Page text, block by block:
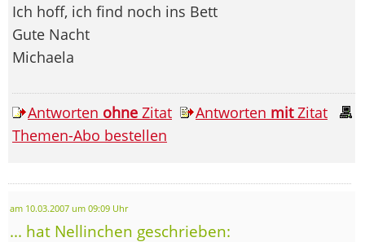
Ich hoff, ich find noch ins Bett
Gute Nacht
Michaela
Antworten ohne Zitat Antworten mitZitat
Themen-Abo bestellen
am 10.03.2007 um 09:09 Uhr
... hat Nellinchen geschrieben: